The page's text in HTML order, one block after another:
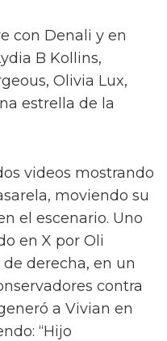
All Stars 10.
fotos del
de Meta
X. Las fotos
y la proyección
se identifica
celebró su quinto
del clóset, se ve
Kerri Colby y
Kennedie, una
Una de las